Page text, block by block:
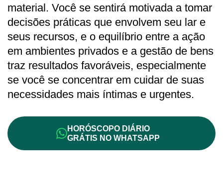
material. Você se sentirá motivada a tomar
decisões práticas que envolvem seu lar e
seus recursos, e o equilíbrio entre a ação
em ambientes privados e a gestão de bens
traz resultados favoráveis, especialmente
se você se concentrar em cuidar de suas
necessidades mais íntimas e urgentes.
HORÓSCOPO DIÁRIO
GRÁTIS NO WHATSAPP